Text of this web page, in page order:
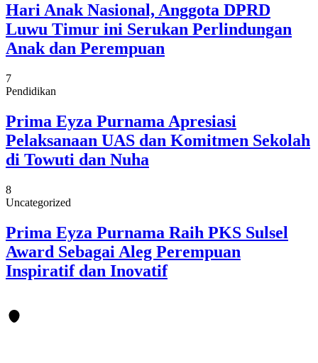
Hari Anak Nasional, Anggota DPRD
Luwu Timur ini Serukan Perlindungan
Anak dan Perempuan
7
Pendidikan
Prima Eyza Purnama Apresiasi
Pelaksanaan UAS dan Komitmen Sekolah
di Towuti dan Nuha
8
Uncategorized
Prima Eyza Purnama Raih PKS Sulsel
Award Sebagai Aleg Perempuan
Inspiratif dan Inovatif